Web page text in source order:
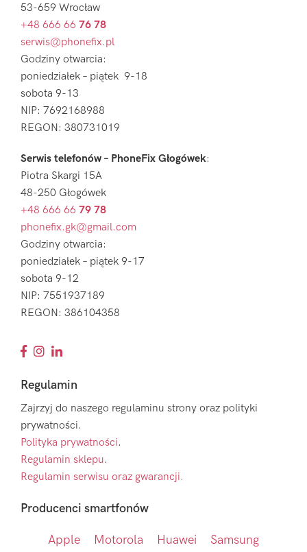
53-659 Wrocław
+48 666 66 76 78
serwis@phonefix.pl
Godziny otwarcia:
poniedziałek – piątek 9-18
sobota 9-13
NIP: 7692168988
REGON: 380731019
Serwis telefonów – PhoneFix Głogówek:
Piotra Skargi 15A
48-250 Głogówek
+48 666 66 79 78
phonefix.gk@gmail.com
Godziny otwarcia:
poniedziałek – piątek 9-17
sobota 9-12
NIP: 7551937189
REGON: 386104358
Regulamin
Zajrzyj do naszego regulaminu strony oraz polityki
prywatności.
Polityka prywatności.
Regulamin sklepu.
Regulamin serwisu oraz gwarancji.
Producenci smartfonów
Apple Motorola Huawei Samsung